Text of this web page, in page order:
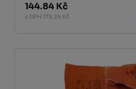
144.84 Kč
s DPH 175.26 Kč